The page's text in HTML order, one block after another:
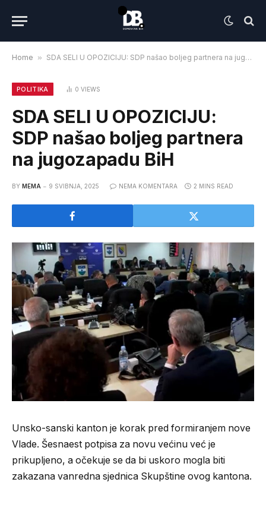
Home » SDA SELI U OPOZICIJU: SDP našao boljeg partnera na jugozapadu BiH
POLITIKA 0 VIEWS
SDA SELI U OPOZICIJU:
SDP našao boljeg partnera
na jugozapadu BiH
BY MEMA 9 SVIBNJA, 2025 NEMA KOMENTARA 2 MINS READ
Unsko-sanski kanton je korak pred formiranjem nove
Vlade. Šesnaest potpisa za novu većinu već je
prikupljeno, a očekuje se da bi uskoro mogla biti
zakazana vanredna sjednica Skupštine ovog kantona.